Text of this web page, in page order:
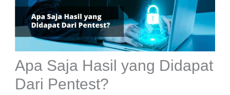
Apa Saja Hasil yang Didapat
Dari Pentest?